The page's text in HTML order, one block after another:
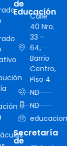
de
Educación
Calle
40 Nro.
33 -
64,
Barrio
Centro,
Piso 4
ND
ND
Secretaría
de